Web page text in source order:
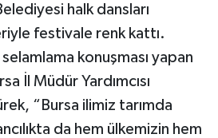
halk dansları
festivale renk kattı.
selamlama konuşması yapan
İl Müdür Yardımcısı
“Bursa ilimiz tarımda
da hem ülkemizin hem